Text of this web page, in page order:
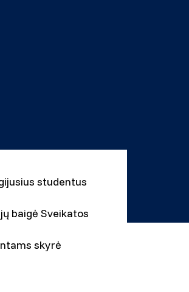
studentus
baigė Sveikatos
skyrė